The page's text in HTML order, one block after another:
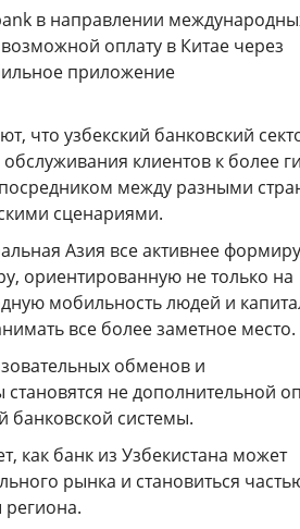
в направлении
оплату в Китае через
приложение
что узбекский банковский
клиентов к более
между разными
сценариями.
Азия все активнее
ориентированную не только на
мобильность людей и
все более заметное место.
обменов и
не дополнительной
системы.
как банк из Узбекистана может
рынка и становиться